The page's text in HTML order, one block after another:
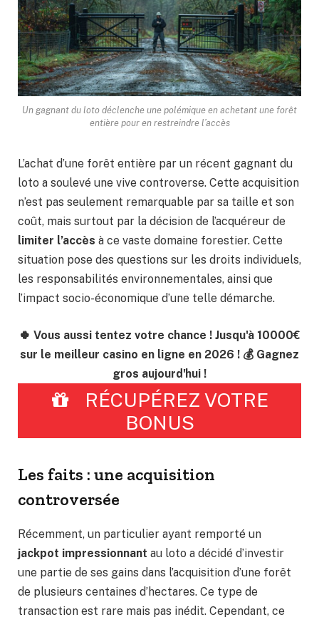
Un gagnant du loto déclenche une polémique en achetant une forêt
entière pour en restreindre l’accès
L’achat d’une forêt entière par un récent gagnant du
loto a soulevé une vive controverse. Cette acquisition
n’est pas seulement remarquable par sa taille et son
coût, mais surtout par la décision de l’acquéreur de
limiter l’accès à ce vaste domaine forestier. Cette
situation pose des questions sur les droits individuels,
les responsabilités environnementales, ainsi que
l’impact socio-économique d’une telle démarche.
🍀 Vous aussi tentez votre chance ! Jusqu'à 10000€
sur le meilleur casino en ligne en 2026 ! 💰 Gagnez
gros aujourd'hui !
RÉCUPÉREZ VOTRE
BONUS
Les faits : une acquisition
controversée
Récemment, un particulier ayant remporté un
jackpot impressionnant au loto a décidé d’investir
une partie de ses gains dans l’acquisition d’une forêt
de plusieurs centaines d’hectares. Ce type de
transaction est rare mais pas inédit. Cependant, ce